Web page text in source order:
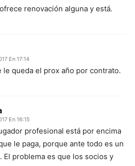
renovación alguna y está.
En 17:14
le queda el prox año por contrato.
En 16:15
profesional está por encima
le paga, porque ante todo es un
El problema es que los socios y